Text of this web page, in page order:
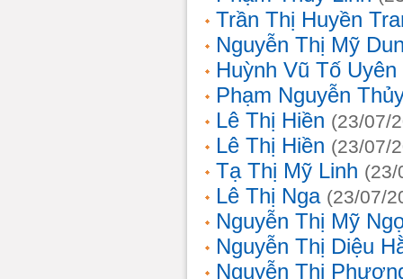
Trần Thị Huyền
Nguyễn Thị Mỹ
Huỳnh Vũ Tố Uyên
Phạm Nguyễn
Lê Thị Hiền (23/07/
Lê Thị Hiền (23/07/
Tạ Thị Mỹ Linh (23/
Lê Thị Nga (23/07/
Nguyễn Thị Mỹ
Nguyễn Thị Diệu
Nguyễn Thị